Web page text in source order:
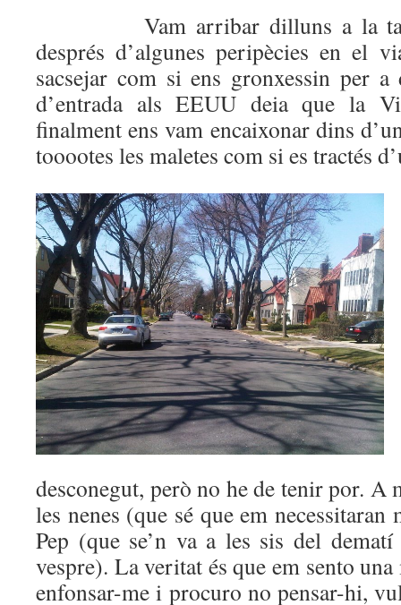
Vam arribar dilluns a la
després d’algunes peripècies en el
sacsejar com si ens gronxessin per
d’entrada als EEUU deia que la
finalment ens vam encaixonar dins
tooootes les maletes com si es tractés
desconegut, però no he de tenir por. A
les nenes (que sé que em
Pep (que se’n va a les sis del
vespre). La veritat és que em sento
enfonsar-me i procuro no pensar-hi,